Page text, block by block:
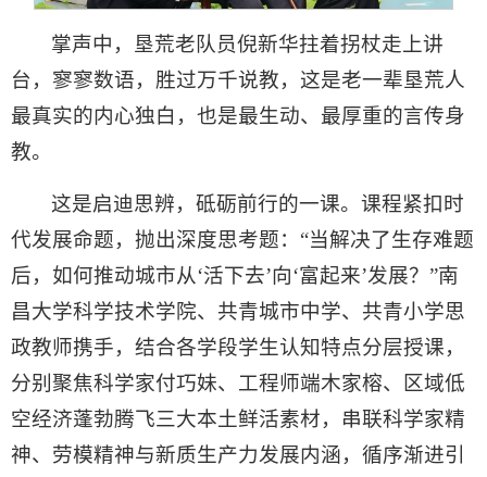
掌声中，垦荒老队员倪新华拄着拐杖走上讲
台，寥寥数语，胜过万千说教，这是老一辈垦荒人
最真实的内心独白，也是最生动、最厚重的言传身
教。
这是启迪思辨，砥砺前行的一课。课程紧扣时
代发展命题，抛出深度思考题：“当解决了生存难题
后，如何推动城市从‘活下去’向‘富起来’发展？”南
昌大学科学技术学院、共青城市中学、共青小学思
政教师携手，结合各学段学生认知特点分层授课，
分别聚焦科学家付巧妹、工程师端木家榕、区域低
空经济蓬勃腾飞三大本土鲜活素材，串联科学家精
神、劳模精神与新质生产力发展内涵，循序渐进引